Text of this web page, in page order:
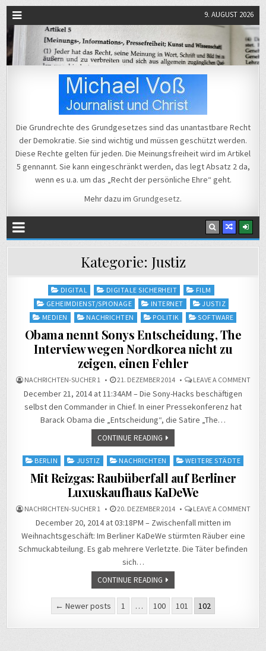
9. AUGUST 2026
Michael Voß
Die Grundrechte des Grundgesetzes sind das unantastbare Recht
der Demokratie. Sie sind wichtig und müssen geschützt werden.
Diese Rechte gelten für jeden. Die Meinungsfreiheit wird im Artikel
5 gennannt. Sie kann eingeschränkt werden, das legt Absatz 2 da,
wenn es u.a. um das „Recht der persönliche Ehre“ geht.
Mehr dazu im Grundgesetz.
Kategorie: Justiz
Posted
in
DIGITAL DIGITALE SICHERHEIT
FILM
GEHEIMDIENST/SPIONAGE
INTERNET
JUSTIZ
MEDIEN
NACHRICHTEN POLITIK SOFTWARE
Obama nennt Sonys Entscheidung, The
Interview wegen Nordkorea nicht zu
zeigen, einen Fehler
NACHRICHTEN-SUCHER 1 21. DEZEMBER 2014 LEAVE A COMMENTON
December 21, 2014 at 11:34AM – Die Sony-Hacks beschäftigen
selbst den Commander in Chief. In einer Pressekonferenz hat
Barack Obama die „Entscheidung“, die Satire „The…
CONTINUE READING
Posted
BERLIN JUSTIZ NACHRICHTEN WEITERE STÄDTE
Mit Reizgas: Raubüberfall auf Berliner
Luxuskaufhaus KaDeWe
NACHRICHTEN-SUCHER 1 20. DEZEMBER 2014 LEAVE A COMMENTON
December 20, 2014 at 03:18PM – Zwischenfall mitten im
Weihnachtsgeschäft: Im Berliner KaDeWe stürmten Räuber eine
Schmuckabteilung. Es gab mehrere Verletzte. Die Täter befinden
sich…
CONTINUE READING
Seitennummerierung
der
← Newer posts 1 … 100 101 102